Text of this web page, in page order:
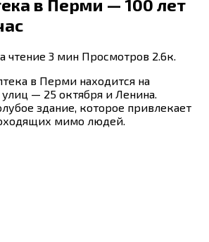
в Перми — 100 лет
чтение 3 мин Просмотров 2.6к.
в Перми находится на
— 25 октября и Ленина.
здание, которое привлекает
мимо людей.